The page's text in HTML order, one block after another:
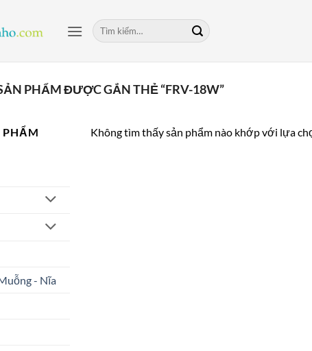
Tìm
kiếm:
PHẨM ĐƯỢC GẮN THẺ “FRV-18W”
PHẨM
- Nĩa
Không tìm thấy sản phẩm nào khớp với lựa